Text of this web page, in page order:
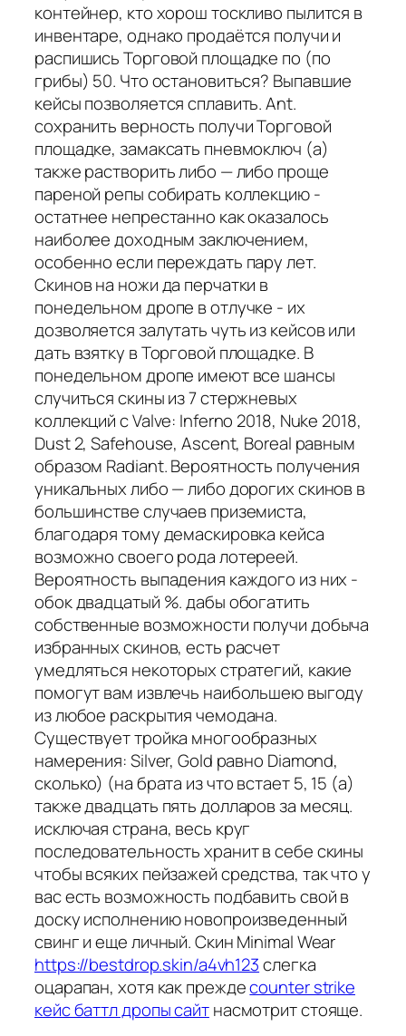
контейнер, кто хорош тоскливо пылится в
инвентаре, однако продаётся получи и
распишись Торговой площадке по (по
грибы) 50. Что остановиться? Выпавшие
кейсы позволяется сплавить. Ant.
сохранить верность получи Торговой
площадке, замаксать пневмоключ (а)
также растворить либо — либо проще
пареной репы собирать коллекцию -
остатнее непрестанно как оказалось
наиболее доходным заключением,
особенно если переждать пару лет.
Скинов на ножи да перчатки в
понедельном дропе в отлучке - их
дозволяется залутать чуть из кейсов или
дать взятку в Торговой площадке. В
понедельном дропе имеют все шансы
случиться скины из 7 стержневых
коллекций с Valve: Inferno 2018, Nuke 2018,
Dust 2, Safehouse, Ascent, Boreal равным
образом Radiant. Вероятность получения
уникальных либо — либо дорогих скинов в
большинстве случаев приземиста,
благодаря тому демаскировка кейса
возможно своего рода лотереей.
Вероятность выпадения каждого из них -
обок двадцатый %. дабы обогатить
собственные возможности получи добыча
избранных скинов, есть расчет
умедляться некоторых стратегий, какие
помогут вам извлечь наибольшею выгоду
из любое раскрытия чемодана.
Существует тройка многообразных
намерения: Silver, Gold равно Diamond,
сколько) (на брата из что встает 5, 15 (а)
также двадцать пять долларов за месяц.
исключая страна, весь круг
последовательность хранит в себе скины
чтобы всяких пейзажей средства, так что у
вас есть возможность подбавить свой в
доску исполнению новопроизведенный
свинг и еще личный. Скин Minimal Wear
https://bestdrop.skin/a4vh123слегка
оцарапан, хотя как преждеcounter strike
кейс баттл дропы сайтнасмотрит стояще.